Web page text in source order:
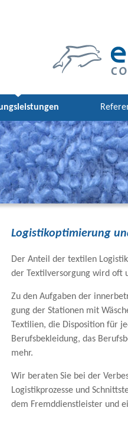
Logistikoptimierung
Der Anteil der tex­ti­len
der Tex­til­ver­sor­gung wird oft
Zu den Auf­ga­ben der
gung der Sta­tio­nen mit
Tex­ti­lien, die Dis­po­si­tion für
Berufs­be­klei­dung, das
mehr.
Wir bera­ten Sie bei der
Logis­tik­pro­zesse und
dem Fremd­dienst­leis­ter und